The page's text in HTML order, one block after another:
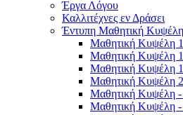
Έργα Λόγου
Καλλιτέχνες εν Δράσει
Έντυπη Μαθητική Κυψέλη
Μαθητική Κυψέλη
Μαθητική Κυψέλη
Μαθητική Κυψέλη
Μαθητική Κυψέλη
Μαθητική Κυψέλη
Μαθητική Κυψέλη